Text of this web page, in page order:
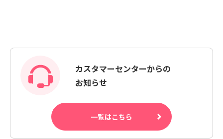
カスタマーセンターからの
お知らせ
一覧はこちら